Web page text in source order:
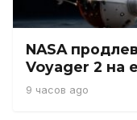
NASA
Voyager 2 на
9 часов ago